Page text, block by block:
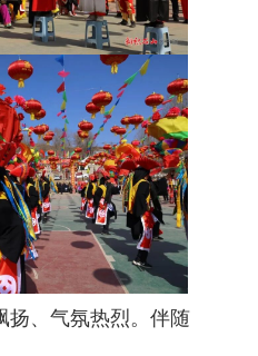
扬、气氛热烈。伴随